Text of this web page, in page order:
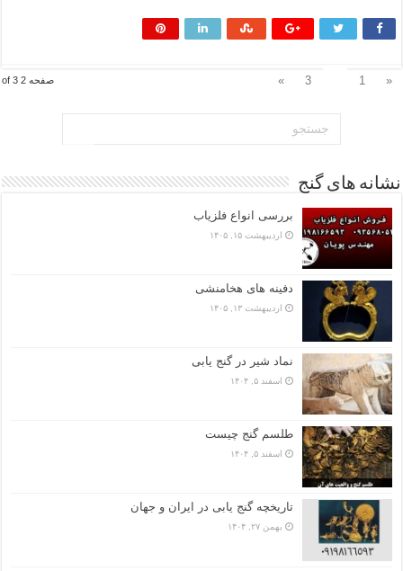
صفحه 2 of 3 «
1
3
»
نشانه های گنج
بررسی انواع فلزیاب
اردیبهشت ۱۵, ۱۴۰۵
دفینه های هخامنشی
اردیبهشت ۱۳, ۱۴۰۵
نماد شیر در گنج یابی
اسفند ۵, ۱۴۰۴
طلسم گنج چیست
اسفند ۵, ۱۴۰۴
تاریخچه گنج‌ یابی در ایران و جهان
بهمن ۲۷, ۱۴۰۴